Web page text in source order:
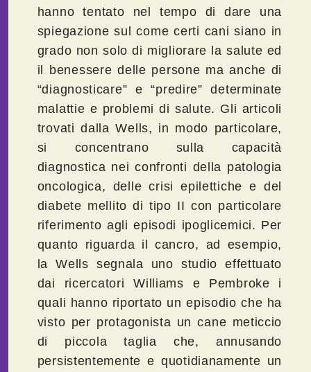
hanno tentato nel tempo di dare una
spiegazione sul come certi cani siano in
grado non solo di migliorare la salute ed
il benessere delle persone ma anche di
“diagnosticare” e “predire” determinate
malattie e problemi di salute. Gli articoli
trovati dalla Wells, in modo particolare,
si concentrano sulla capacità
diagnostica nei confronti della patologia
oncologica, delle crisi epilettiche e del
diabete mellito di tipo II con particolare
riferimento agli episodi ipoglicemici. Per
quanto riguarda il cancro, ad esempio,
la Wells segnala uno studio effettuato
dai ricercatori Williams e Pembroke i
quali hanno riportato un episodio che ha
visto per protagonista un cane meticcio
di piccola taglia che, annusando
persistentemente e quotidianamente un